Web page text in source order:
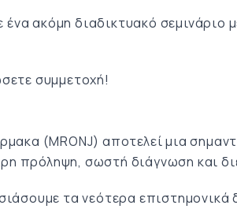
ακόμη διαδικτυακό
συμμετοχή!
(MRONJ) αποτελεί μια
πρόληψη, σωστή διάγνωση και
τα νεότερα επιστημονικά